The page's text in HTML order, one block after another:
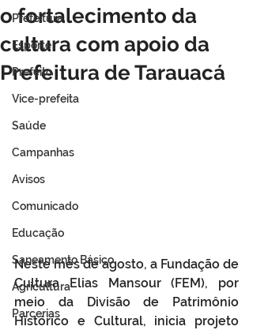
Prefeitura
Esporte
Prefeito
Vice-prefeita
Saúde
Campanhas
Avisos
Comunicado
Educação
Saneamento Básico
Agricultura
Parcerias
o fortalecimento da
cultura com apoio da
Prefeitura de Tarauacá
Neste mês de agosto, a Fundação de
Cultura Elias Mansour (FEM), por
meio da Divisão de Patrimônio
Histórico e Cultural, inicia projeto